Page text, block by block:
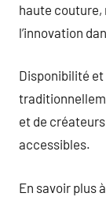
haute
l’innovation
Disponibilité
et de
accessibles.
En savoir plus